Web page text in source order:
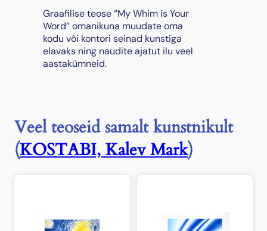
Graafilise teose “My Whim is Your
Word” omanikuna muudate oma
kodu või kontori seinad kunstiga
elavaks ning naudite ajatut ilu veel
aastakümneid.
Veel teoseid samalt kunstnikult
(KOSTABI, Kalev Mark)